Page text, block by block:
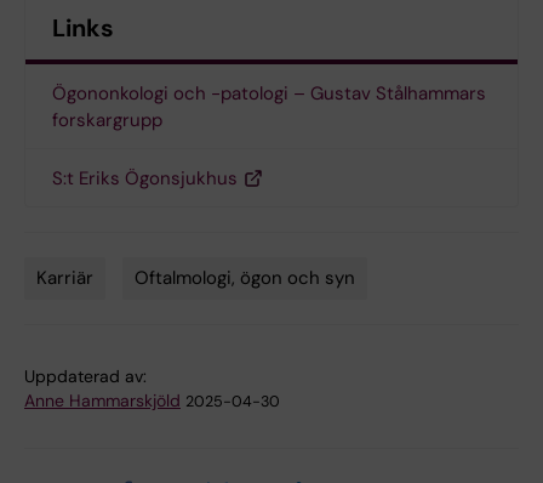
Links
Ögononkologi och -patologi – Gustav Stålhammars
forskargrupp
S:t Eriks Ögonsjukhus
Karriär Oftalmologi, ögon och syn
Uppdaterad av:
Anne Hammarskjöld 2025-04-30